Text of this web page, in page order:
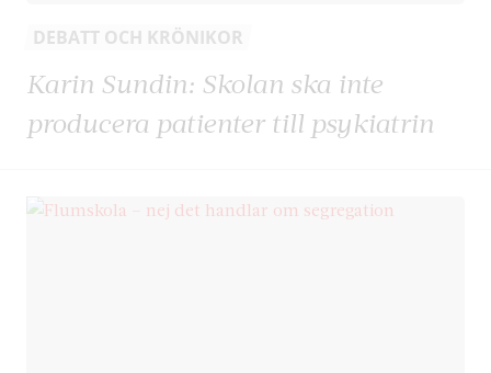
DEBATT OCH KRÖNIKOR
Karin Sundin: Skolan ska inte
producera patienter till psykiatrin